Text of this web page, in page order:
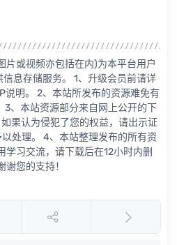
片或视频亦包括在内)为本平台用户
信息存储服务。 1、升级会员前请详
说明。 2、本站所发布的资源难免有
3、本站资源部分来自网上公开的下
果认为侵犯了您的权益，请出示证
处理。 4、本站整理发布的所有资
学习交流，请下载后在12小时内删
谢您的支持！